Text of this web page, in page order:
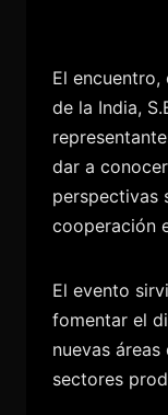
El
de la India,
dar a
perspectivas
cooperación
El evento
fomentar el
nuevas
sectores